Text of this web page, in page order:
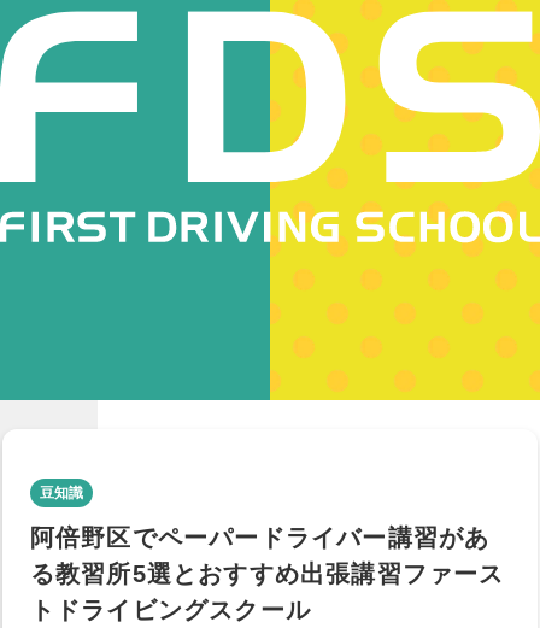
豆知識
阿倍野区でペーパードライバー講習があ
る教習所5選とおすすめ出張講習ファース
トドライビングスクール